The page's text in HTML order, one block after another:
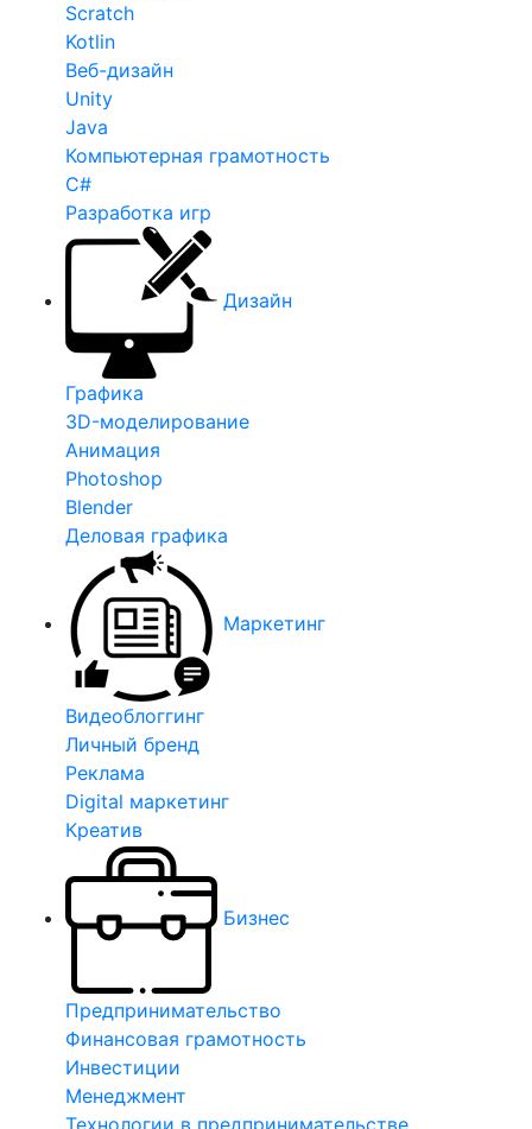
Scratch
Kotlin
Веб-дизайн
Unity
Java
Компьютерная грамотность
C#
Разработка игр
Дизайн
Графика
3D-моделирование
Анимация
Photoshop
Blender
Деловая графика
Маркетинг
Видеоблоггинг
Личный бренд
Реклама
Digital маркетинг
Креатив
Бизнес
Предпринимательство
Финансовая грамотность
Инвестиции
Менеджмент
Технологии в предпринимательстве